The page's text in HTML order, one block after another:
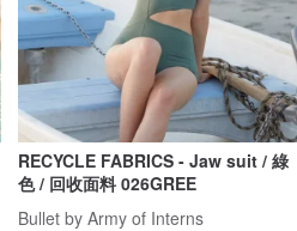
RECYCLE FABRICS - Jaw suit / 綠
色 / 回收面料 026GREE
Bullet by Army of Interns